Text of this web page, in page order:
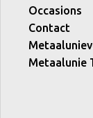
Occasions
Contact
Metaalunie